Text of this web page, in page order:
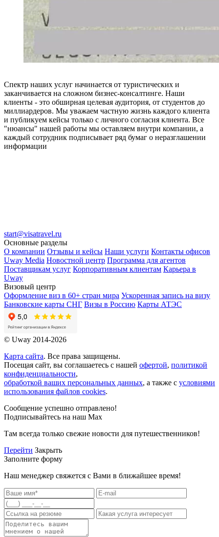
Спектр наших услуг начинается от туристических и
заканчивается на сложном бизнес-консалтинге. Наши
клиенты - это обширная целевая аудитория, от студентов до
миллиардеров. Мы уважаем частную жизнь каждого клиента
и публикуем кейсы только с личного согласия клиента. Все
"нюансы" нашей работы мы оставляем внутри компании, а
каждый сотрудник подписывает ряд бумаг о неразглашении
информации
start@visatravel.ru
Основные разделы
О компании Отзывы и кейсы Наши услуги Контакты офисов
Uway Media Новостной центр Программа для агентов
Поставщикам услуг Корпоративным клиентам Карьера в
Uway
Визовый центр
Оформление виз в 60+ стран мира Ускоренная запись на визу
Банковские карты СНГ Визы в Россию Карты АТЭС
© Uway 2014-2026
Карта сайта. Все права защищены.
Посещая сайт, вы соглашаетесь с нашей офертой, политикой
конфиденциальности,
обработкой ваших персональных данных, а также с условиями
использования файлов cookies.
Сообщение успешно отправлено!
Подписывайтесь на наш Max
Там всегда только свежие новости для путешественников!
Перейти Закрыть
Заполните форму
Наш менеджер свяжется с Вами в ближайшее время!